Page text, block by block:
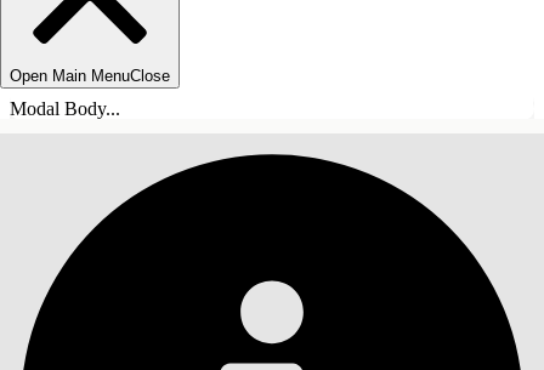
Open Main MenuClose
Modal Body...